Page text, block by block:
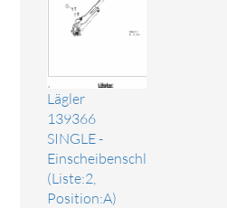
Lägler
139366
SINGLE -
Einscheibenschleifmaschine
(Liste:2,
Position:A)